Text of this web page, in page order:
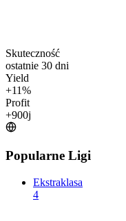
Skuteczność
ostatnie 30 dni
Yield
+11%
Profit
+900j
Popularne Ligi
Ekstraklasa
4